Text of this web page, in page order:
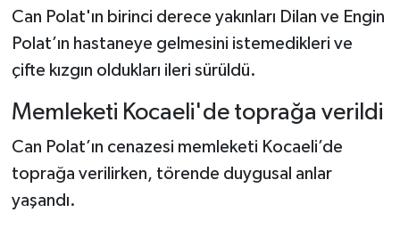
Can Polat'ın birinci derece yakınları Dilan ve Engin
Polat’ın hastaneye gelmesini istemedikleri ve
çifte kızgın oldukları ileri sürüldü.
Memleketi Kocaeli'de toprağa verildi
Can Polat’ın cenazesi memleketi Kocaeli’de
toprağa verilirken, törende duygusal anlar
yaşandı.